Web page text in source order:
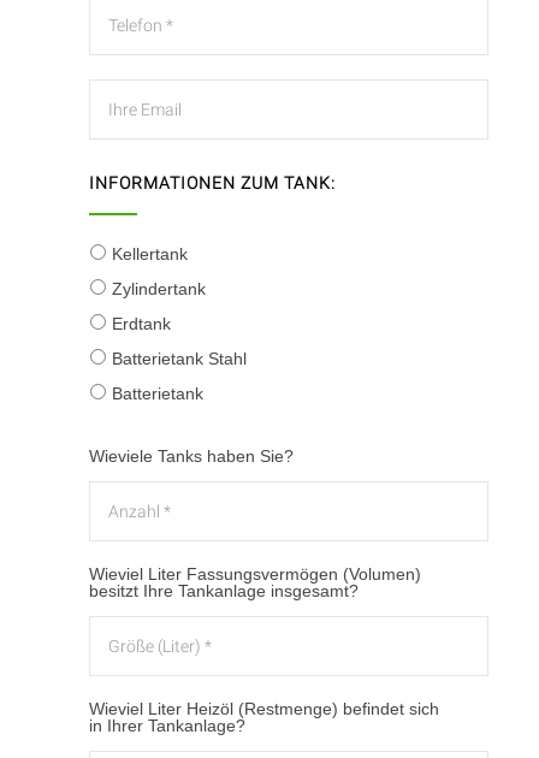
INFORMATIONEN ZUM TANK:
Kellertank
Zylindertank
Erdtank
Batterietank Stahl
Batterietank
Wieviele Tanks haben Sie?
Wieviel Liter Fassungsvermögen (Volumen)
besitzt Ihre Tankanlage insgesamt?
Wieviel Liter Heizöl (Restmenge) befindet sich
in Ihrer Tankanlage?